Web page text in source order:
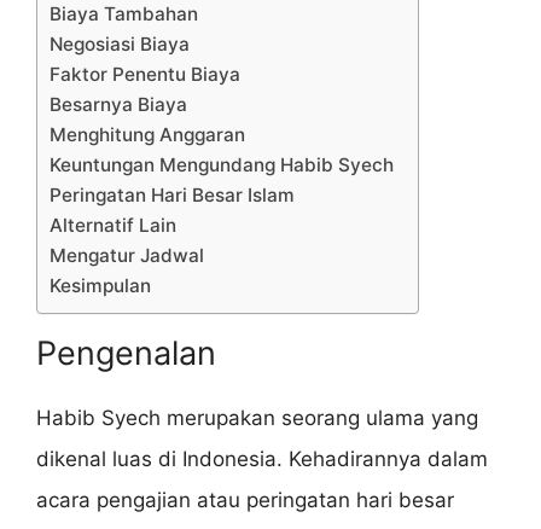
Biaya Tambahan
Negosiasi Biaya
Faktor Penentu Biaya
Besarnya Biaya
Menghitung Anggaran
Keuntungan Mengundang Habib Syech
Peringatan Hari Besar Islam
Alternatif Lain
Mengatur Jadwal
Kesimpulan
Pengenalan
Habib Syech merupakan seorang ulama yang
dikenal luas di Indonesia. Kehadirannya dalam
acara pengajian atau peringatan hari besar